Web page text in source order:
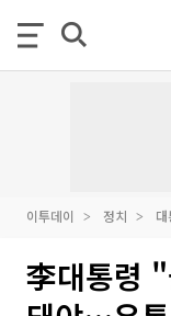
이투데이 정치
李대통령